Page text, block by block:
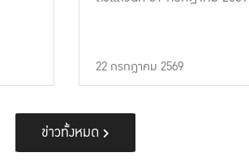
22 กรกฎาคม 2569
ข่าวทั้งหมด